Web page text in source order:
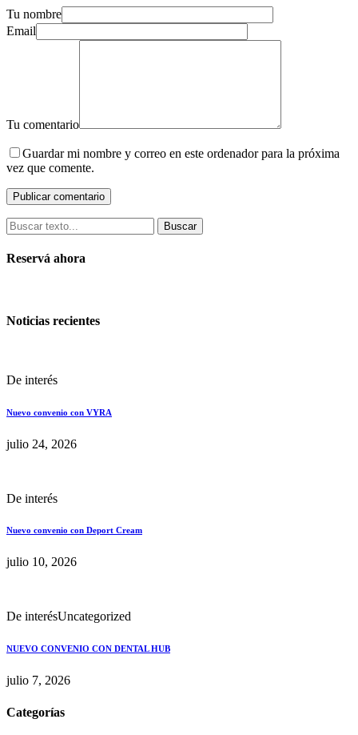
Tu nombre
Email
Tu comentario
Guardar mi nombre y correo en este ordenador para la próxima
vez que comente.
Buscar
Reservá ahora
Noticias recientes
De interés
Nuevo convenio con VYRA
julio 24, 2026
De interés
Nuevo convenio con Deport Cream
julio 10, 2026
De interésUncategorized
NUEVO CONVENIO CON DENTAL HUB
julio 7, 2026
Categorías